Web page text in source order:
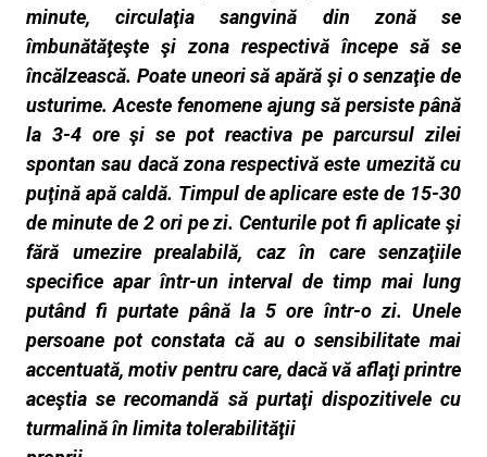
minute, circulaţia sangvină din zonă se
îmbunătăţeşte şi zona respectivă începe să se
încălzească. Poate uneori să apără şi o senzaţie de
usturime. Aceste fenomene ajung să persiste până
la 3-4 ore şi se pot reactiva pe parcursul zilei
spontan sau dacă zona respectivă este umezită cu
puţină apă caldă. Timpul de aplicare este de 15-30
de minute de 2 ori pe zi. Centurile pot fi aplicate şi
fără umezire prealabilă,
caz în care senzaţiile
specifice apar într-un interval de timp mai lung
putând fi purtate până la 5 ore într-o zi. Unele
persoane pot constata că au o sensibilitate mai
accentuată, motiv pentru care, dacă vă aflaţi printre
aceştia se recomandă să purtaţi dispozitivele cu
turmalină în limita tolerabilităţii